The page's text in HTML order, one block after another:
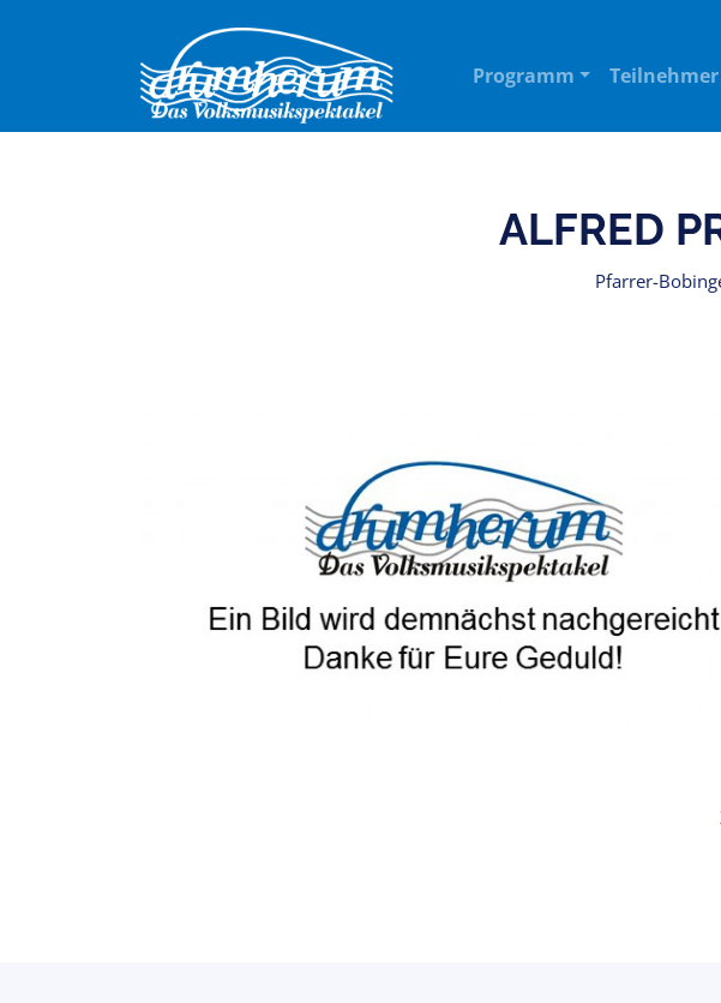
Programm Teilnehmer
ALFRED
Pfarrer-